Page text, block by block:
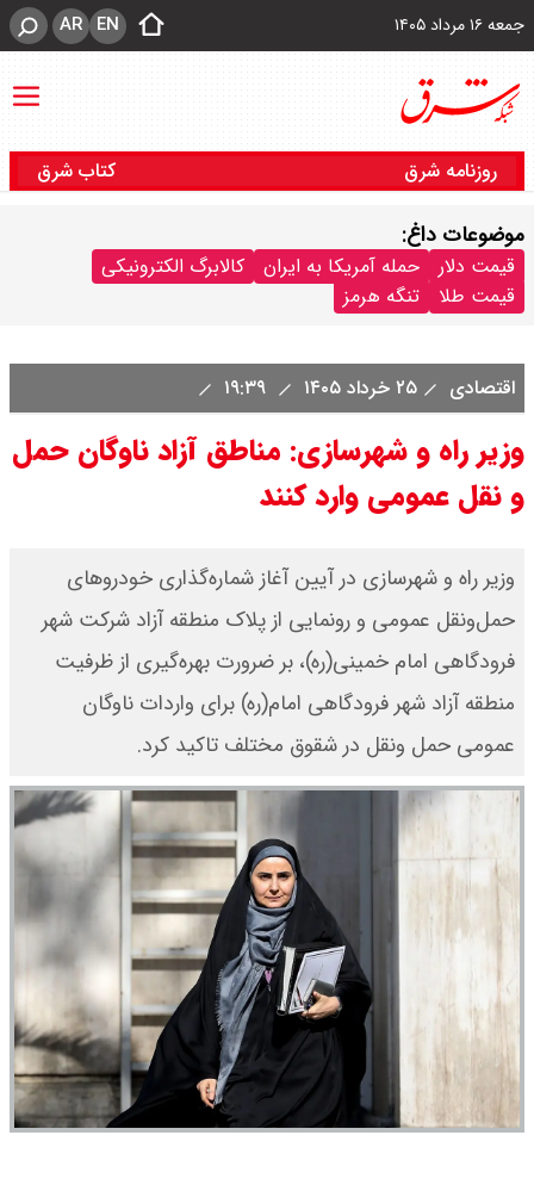
جمعه ۱۶ مرداد ۱۴۰۵ EN
AR
روزنامه شرق کتاب شرق
موضوعات داغ:
قیمت دلار حمله آمریکا به ایران
کالابرگ الکترونیکی
قیمت طلا
تنگه هرمز
اقتصادی ۲۵ خرداد ۱۴۰۵
وزیر راه و شهرسازی: مناطق آزاد ناوگان حمل
و نقل عمومی وارد کنند
وزیر راه و شهرسازی در آیین آغاز شماره‌گذاری خودروهای
حمل‌ونقل عمومی و رونمایی از پلاک منطقه آزاد شرکت شهر
فرودگاهی امام خمینی(ره)، بر ضرورت بهره‌گیری از ظرفیت
منطقه آزاد شهر فرودگاهی امام(ره) برای واردات ناوگان
عمومی حمل ونقل در شقوق مختلف تاکید کرد.